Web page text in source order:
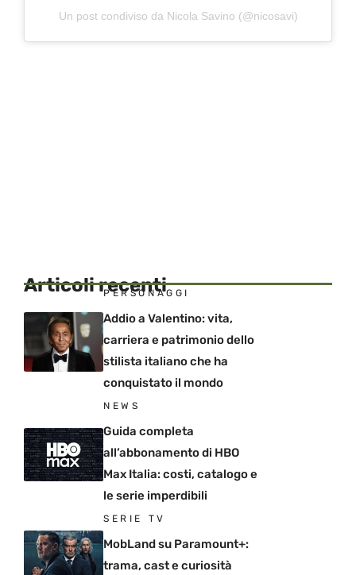
Un post condiviso da Nicola Savino (@nicosavi)
Articoli recenti
PERSONAGGI
Addio a Valentino: vita,
carriera e patrimonio dello
stilista italiano che ha
conquistato il mondo
NEWS
Guida completa
all’abbonamento di HBO
Max Italia: costi, catalogo e
le serie imperdibili
SERIE TV
MobLand su Paramount+:
trama, cast e curiosità